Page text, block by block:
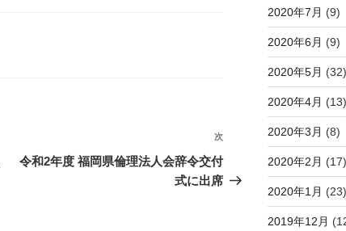
次
の
投
次
令和2年度 福岡県倫理法人会辞令交付
式に出席
2020年7月 (9)
2020年6月 (9)
2020年5月 (32)
2020年4月 (13)
2020年3月 (8)
2020年2月 (17)
2020年1月 (23)
2019年12月